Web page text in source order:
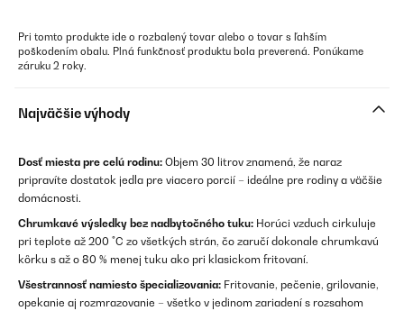
Pri tomto produkte ide o rozbalený tovar alebo o tovar s ľahším
poškodením obalu. Plná funkčnosť produktu bola preverená. Ponúkame
záruku 2 roky.
Najväčšie výhody
Dosť miesta pre celú rodinu: Objem 30 litrov znamená, že naraz
pripravíte dostatok jedla pre viacero porcií – ideálne pre rodiny a väčšie
domácnosti.
Chrumkavé výsledky bez nadbytočného tuku: Horúci vzduch cirkuluje
pri teplote až 200 °C zo všetkých strán, čo zaručí dokonale chrumkavú
kôrku s až o 80 % menej tuku ako pri klasickom fritovaní.
Všestrannosť namiesto špecializovania: Fritovanie, pečenie, grilovanie,
opekanie aj rozmrazovanie – všetko v jedinom zariadení s rozsahom